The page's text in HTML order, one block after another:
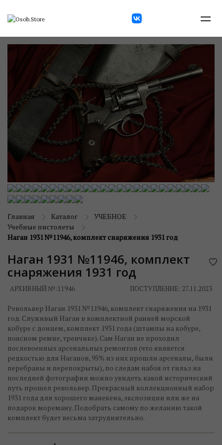
Главная Каталог
УЧЕБНОЕ
Учебные пистолеты
Наган 1931 №11946, комплект снаряжения 1931 год
Наган 1931 №11946, комплект
снаряжения 1931 год
АРХИВНЫЙ №:11946 ПОСТУПЛЕНИЕ: 27.11.2023
Револьвер Наган 1931 №11946, комплект снаряжения на 1931
год. Служивый Наган в комплектной ранней морской
кобуре с донцем, комплект 1931 года (штампы на кобуре,
поясном ремне, тренчике). Сам Наган не проходил
послевоенных арсенальных ремонтов (что является
редкостью для Наганов, 95% из них прошли арсеналы, были
перебраны и перепокрыты), по следам набоя от гильз на
последней фотографии можно увидеть какой исторический
путь прошел револьвер. Прекрасный коллекционный набор
1931 года для хорошего манекена, экспозиции или же на
подарок мореману. Подобрать самому по желанию такой
комплект будет весьма затруднительно.